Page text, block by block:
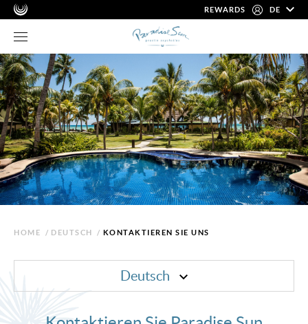
REWARDS DE
HOME / DEUTSCH / KONTAKTIEREN SIE UNS
Deutsch